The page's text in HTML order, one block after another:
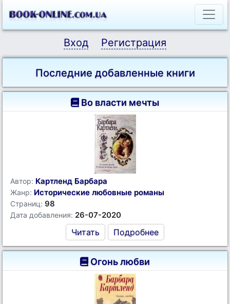
Вход Регистрация
Последние добавленные книги
Во власти мечты
Автор: Картленд Барбара
Жанр: Исторические любовные романы
Страниц: 98
Дата добавления: 26-07-2020
Читать Подробнее
Огонь любви